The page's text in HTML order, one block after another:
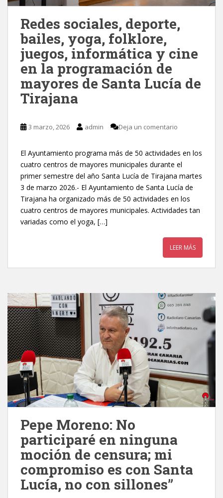
Redes sociales, deporte,
bailes, yoga, folklore,
juegos, informática y cine
en la programación de
mayores de Santa Lucía de
Tirajana
3 marzo, 2026 admin Deja un comentario
El Ayuntamiento programa más de 50 actividades en los
cuatro centros de mayores municipales durante el
primer semestre del año Santa Lucía de Tirajana martes
3 de marzo 2026.- El Ayuntamiento de Santa Lucía de
Tirajana ha organizado más de 50 actividades en los
cuatro centros de mayores municipales. Actividades tan
variadas como el yoga, […]
LEER MÁS
Pepe Moreno: No
participaré en ninguna
moción de censura; mi
compromiso es con Santa
Lucía, no con sillones”